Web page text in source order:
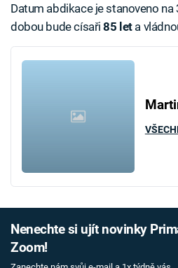
Datum abdikace je stanoveno na
dobou bude císaři85 leta
Nenechte si ujít novinky
Zoom!